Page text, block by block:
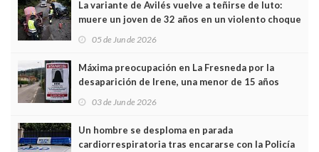
La variante de Avilés vuelve a teñirse de luto:
muere un joven de 32 años en un violento choque
frontal
05 de Jun de 2026
Máxima preocupación en La Fresneda por la
desaparición de Irene, una menor de 15 años
03 de Jun de 2026
Un hombre se desploma en parada
cardiorrespiratoria tras encararse con la Policía